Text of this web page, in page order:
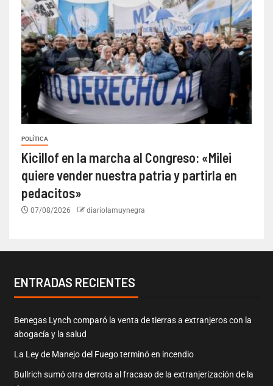
POLÍTICA
Kicillof en la marcha al Congreso: «Milei
quiere vender nuestra patria y partirla en
pedacitos»
07/08/2026 diariolamuynegra
ENTRADAS RECIENTES
Benegas Lynch comparó la venta de tierras a extranjeros con la
abogacía y la salud
La Ley de Manejo del Fuego terminó en incendio
Bullrich sumó otra derrota al fracaso de la extranjerización de la